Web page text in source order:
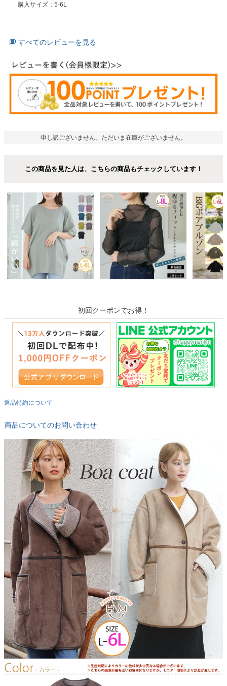
購入サイズ：5-6L
すべてのレビューを見る
申し訳ございません。ただいま在庫がございません。
この商品を見た人は、こちらの商品もチェックしています！
初回クーポンでお得！
返品特約について
商品についてのお問い合わせ